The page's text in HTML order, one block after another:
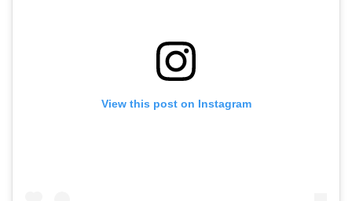
View this post on Instagram